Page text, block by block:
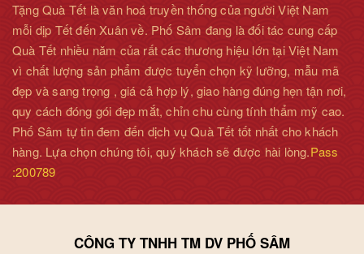
Tặng Quà Tết là văn hoá truyền thống của người Việt Nam
mỗi dịp Tết đến Xuân về. Phố Sâm đang là đối tác cung cấp
Quà Tết nhiều năm của rất các thương hiệu lớn tại Việt Nam
vì chất lượng sản phẩm được tuyển chọn kỹ lưỡng, mẫu mã
đẹp và sang trọng , giá cả hợp lý, giao hàng đúng hẹn tận nơi,
quy cách đóng gói đẹp mắt, chỉn chu cùng tính thẩm mỹ cao.
Phố Sâm tự tin đem đến dịch vụ Quà Tết tốt nhất cho khách
hàng. Lựa chọn chúng tôi, quý khách sẽ được hài lòng.Pass
:200789
CÔNG TY TNHH TM DV PHỐ SÂM